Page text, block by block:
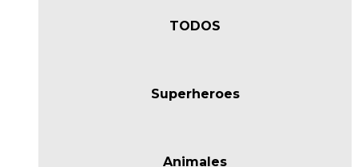
TODOS
Superheroes
Animales